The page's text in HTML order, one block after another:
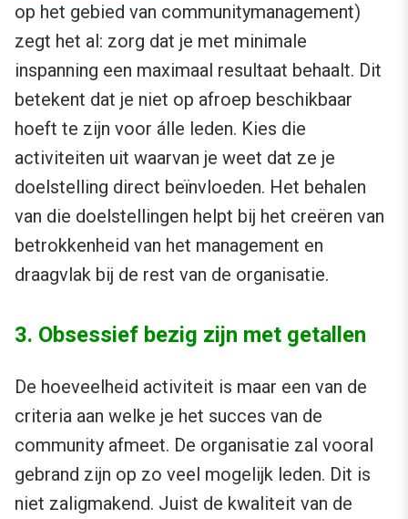
op het gebied van communitymanagement)
zegt het al: zorg dat je met minimale
inspanning een maximaal resultaat behaalt. Dit
betekent dat je niet op afroep beschikbaar
hoeft te zijn voor álle leden. Kies die
activiteiten uit waarvan je weet dat ze je
doelstelling direct beïnvloeden. Het behalen
van die doelstellingen helpt bij het creëren van
betrokkenheid van het management en
draagvlak bij de rest van de organisatie.
3. Obsessief bezig zijn met getallen
De hoeveelheid activiteit is maar een van de
criteria aan welke je het succes van de
community afmeet. De organisatie zal vooral
gebrand zijn op zo veel mogelijk leden. Dit is
niet zaligmakend. Juist de kwaliteit van de